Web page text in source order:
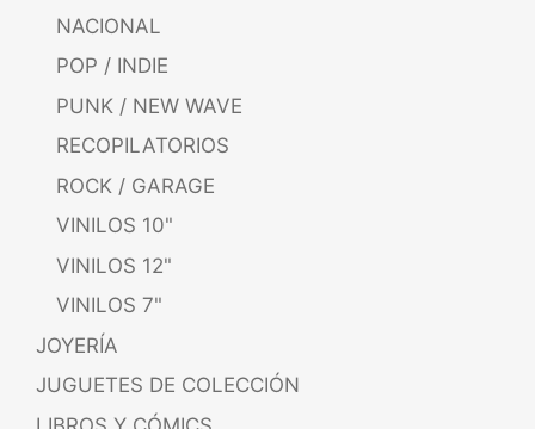
NACIONAL
POP / INDIE
PUNK / NEW WAVE
RECOPILATORIOS
ROCK / GARAGE
VINILOS 10"
VINILOS 12"
VINILOS 7"
JOYERÍA
JUGUETES DE COLECCIÓN